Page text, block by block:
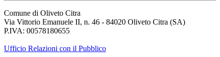
Comune di Oliveto Citra
Via Vittorio Emanuele II, n. 46 - 84020 Oliveto Citra (SA)
P.IVA: 00578180655
Ufficio Relazioni con il Pubblico